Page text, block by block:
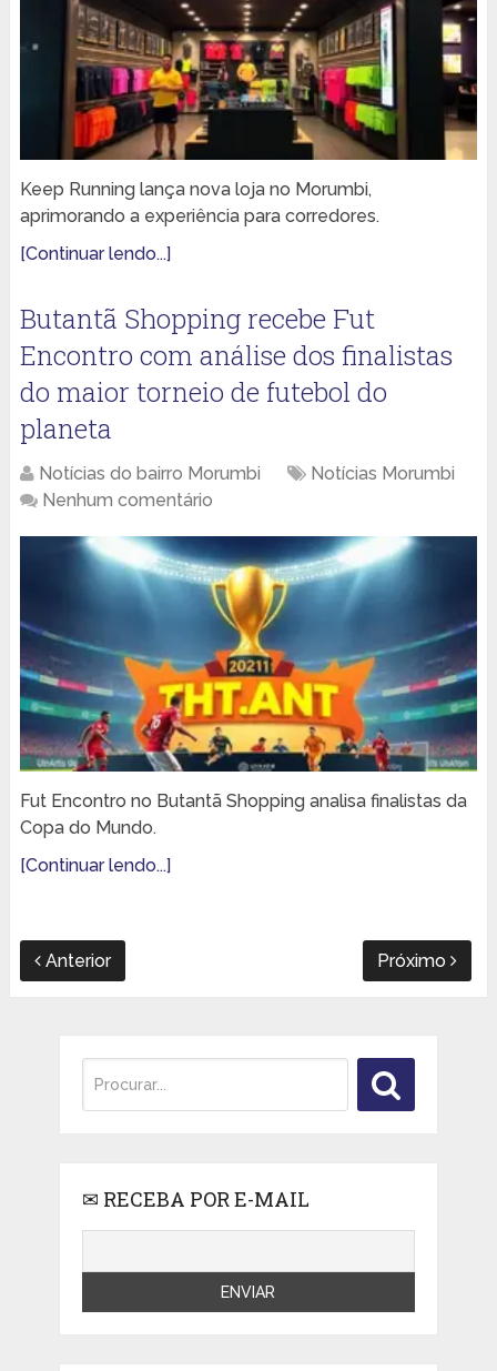
Keep Running lança nova loja no Morumbi,
aprimorando a experiência para corredores.
[Continuar lendo...]
Butantã Shopping recebe Fut
Encontro com análise dos finalistas
do maior torneio de futebol do
planeta
Notícias do bairro Morumbi
Notícias Morumbi
Nenhum comentário
Fut Encontro no Butantã Shopping analisa finalistas da
Copa do Mundo.
[Continuar lendo...]
Anterior Próximo
✉ RECEBA POR E-MAIL